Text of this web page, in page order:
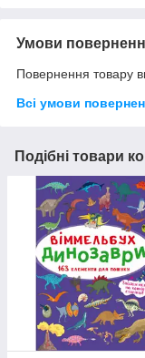
Умови
Повернення товару
Всі умови
Подібні товари